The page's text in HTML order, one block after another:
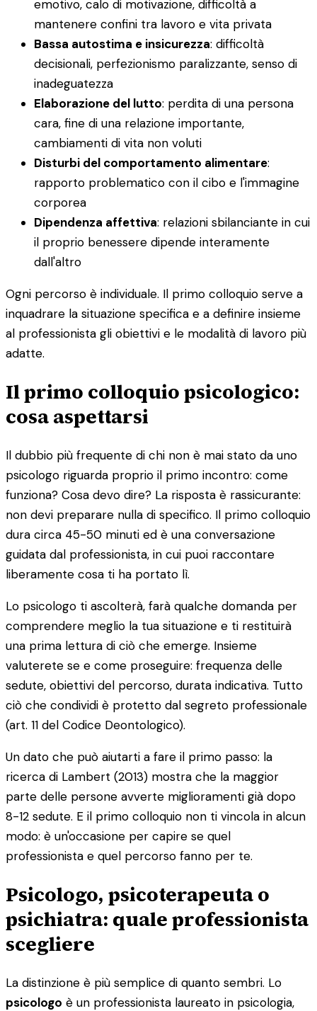
emotivo, calo di motivazione, difficoltà a
mantenere confini tra lavoro e vita privata
Bassa autostima e insicurezza: difficoltà
decisionali, perfezionismo paralizzante, senso di
inadeguatezza
Elaborazione del lutto: perdita di una persona
cara, fine di una relazione importante,
cambiamenti di vita non voluti
Disturbi del comportamento alimentare:
rapporto problematico con il cibo e l'immagine
corporea
Dipendenza affettiva: relazioni sbilanciante in cui
il proprio benessere dipende interamente
dall'altro
Ogni percorso è individuale. Il primo colloquio serve a
inquadrare la situazione specifica e a definire insieme
al professionista gli obiettivi e le modalità di lavoro più
adatte.
Il primo colloquio psicologico:
cosa aspettarsi
Il dubbio più frequente di chi non è mai stato da uno
psicologo riguarda proprio il primo incontro: come
funziona? Cosa devo dire? La risposta è rassicurante:
non devi preparare nulla di specifico. Il primo colloquio
dura circa 45-50 minuti ed è una conversazione
guidata dal professionista, in cui puoi raccontare
liberamente cosa ti ha portato lì.
Lo psicologo ti ascolterà, farà qualche domanda per
comprendere meglio la tua situazione e ti restituirà
una prima lettura di ciò che emerge. Insieme
valuterete se e come proseguire: frequenza delle
sedute, obiettivi del percorso, durata indicativa. Tutto
ciò che condividi è protetto dal segreto professionale
(art. 11 del Codice Deontologico).
Un dato che può aiutarti a fare il primo passo: la
ricerca di Lambert (2013) mostra che la maggior
parte delle persone avverte miglioramenti già dopo
8-12 sedute. E il primo colloquio non ti vincola in alcun
modo: è un'occasione per capire se quel
professionista e quel percorso fanno per te.
Psicologo, psicoterapeuta o
psichiatra: quale professionista
scegliere
La distinzione è più semplice di quanto sembri. Lo
psicologo è un professionista laureato in psicologia,